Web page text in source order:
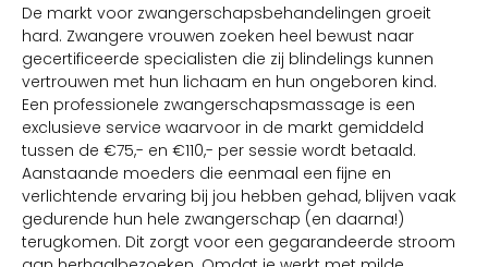
De markt voor zwangerschapsbehandelingen groeit
hard. Zwangere vrouwen zoeken heel bewust naar
gecertificeerde specialisten die zij blindelings kunnen
vertrouwen met hun lichaam en hun ongeboren kind.
Een professionele zwangerschapsmassage is een
exclusieve service waarvoor in de markt gemiddeld
tussen de €75,- en €110,- per sessie wordt betaald.
Aanstaande moeders die eenmaal een fijne en
verlichtende ervaring bij jou hebben gehad, blijven vaak
gedurende hun hele zwangerschap (en daarna!)
terugkomen. Dit zorgt voor een gegarandeerde stroom